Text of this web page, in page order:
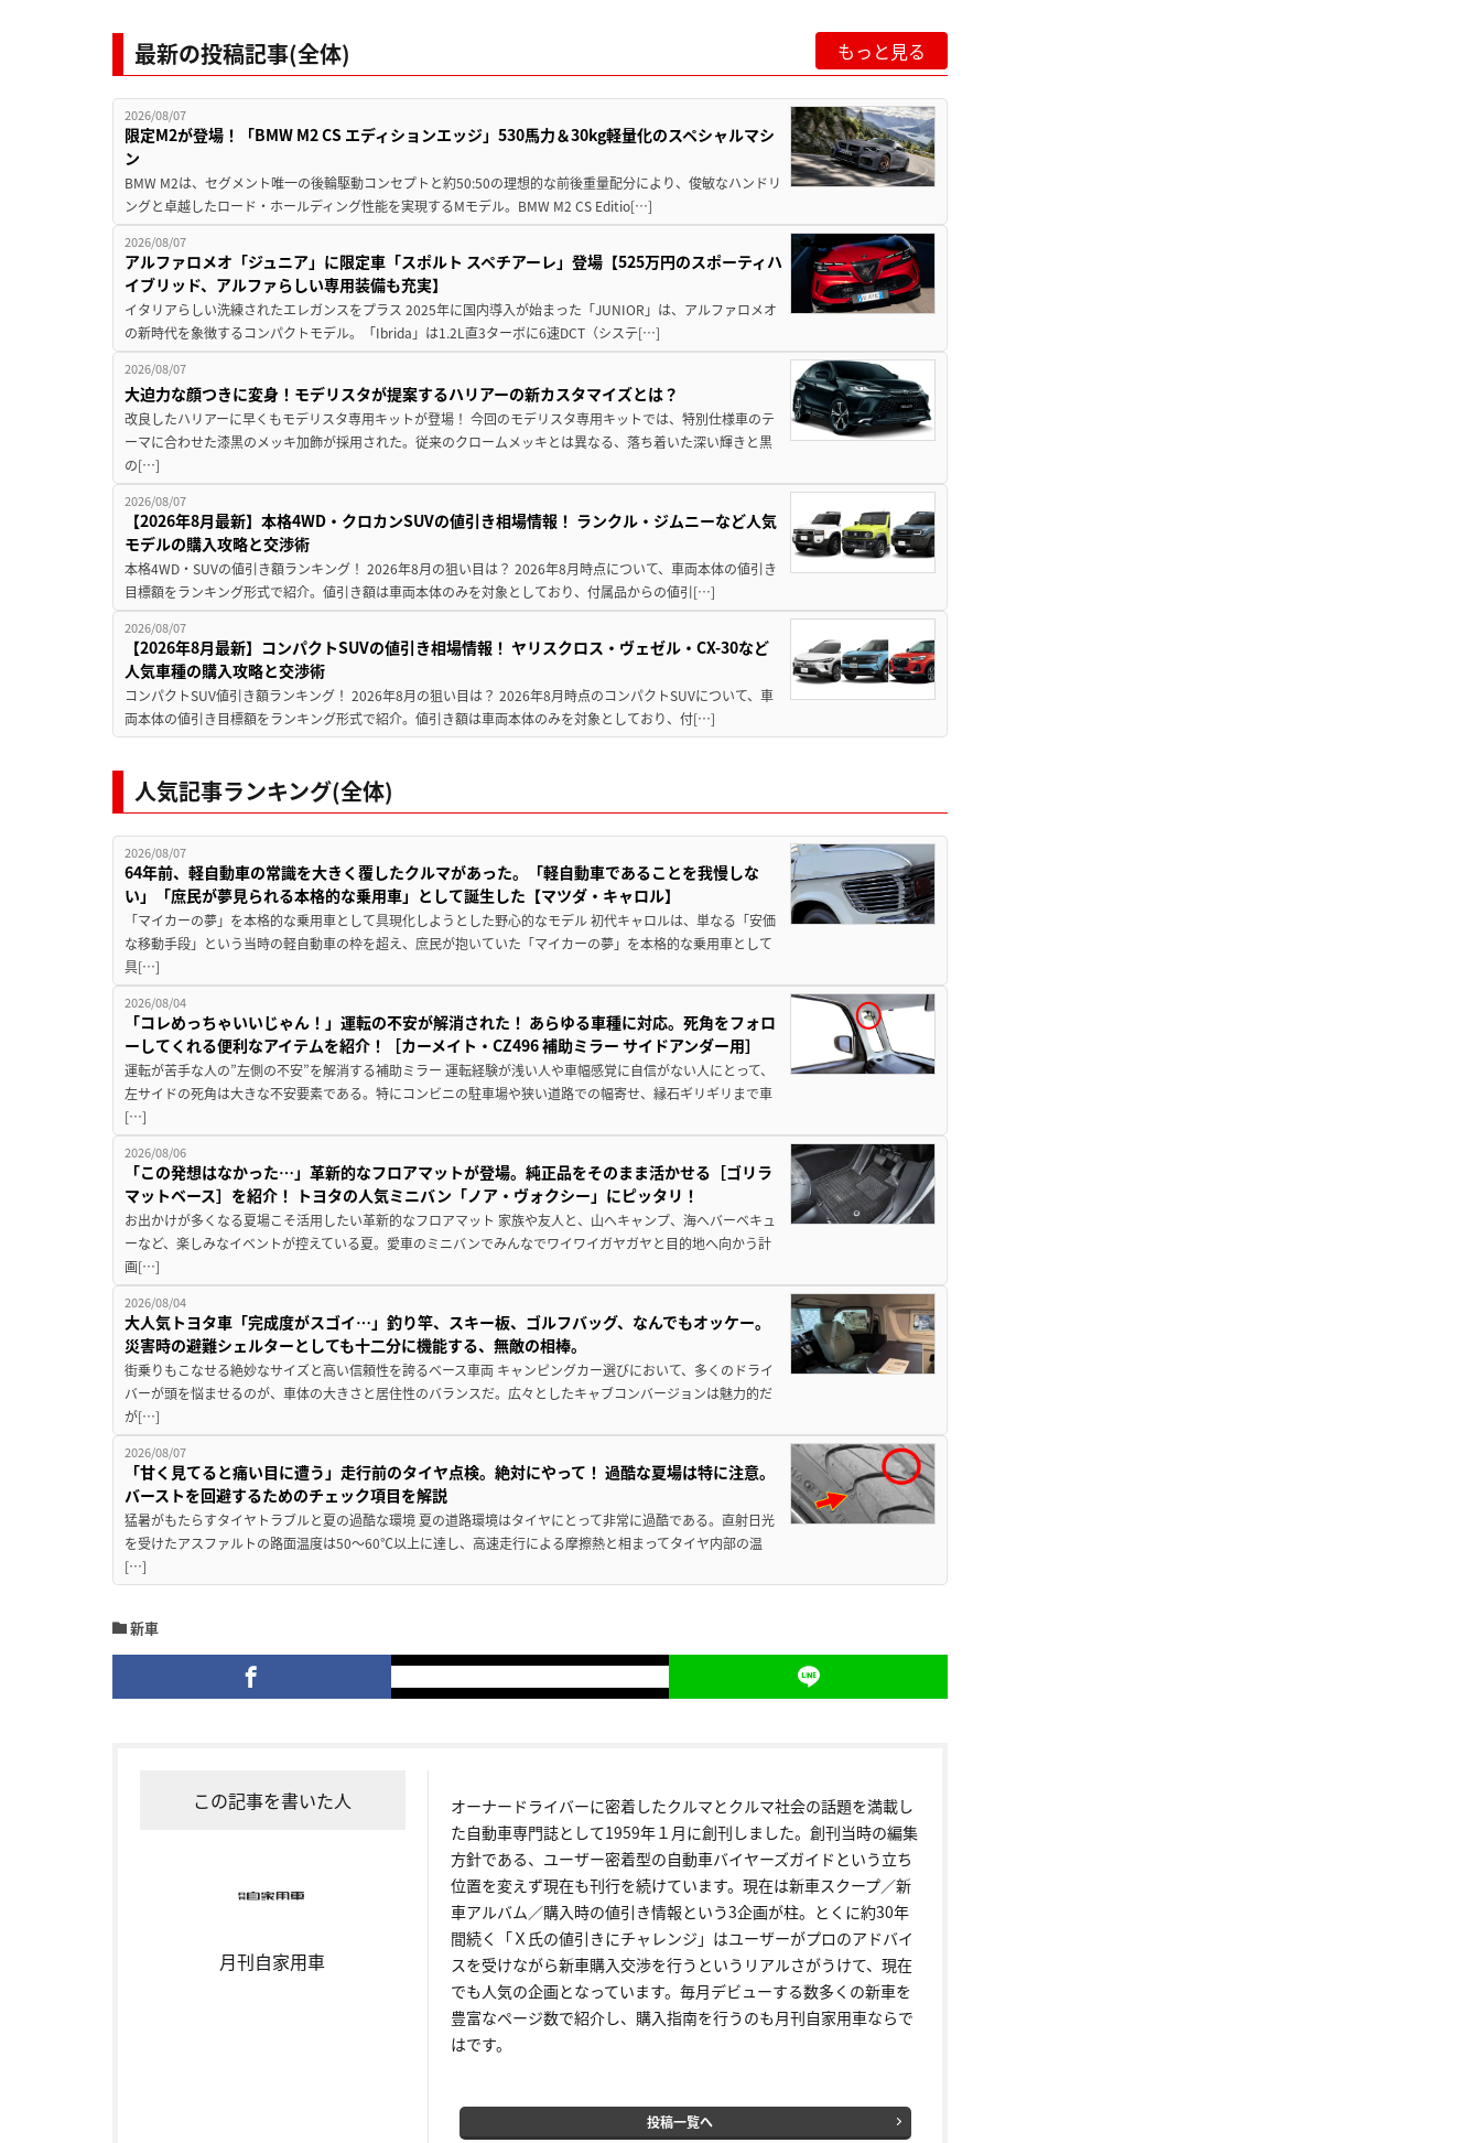
最新の投稿記事(全体) もっと見る
2026/08/07
限定M2が登場！「BMW M2 CS エディションエッジ」530馬力＆30kg軽量化のスペシャルマシ
ン
BMW M2は、セグメント唯一の後輪駆動コンセプトと約50:50の理想的な前後重量配分により、俊敏なハンドリ
ングと卓越したロード・ホールディング性能を実現するMモデル。BMW M2 CS Editio[…]
2026/08/07
アルファロメオ「ジュニア」に限定車「スポルト スペチアーレ」登場【525万円のスポーティハ
イブリッド、アルファらしい専用装備も充実】
イタリアらしい洗練されたエレガンスをプラス 2025年に国内導入が始まった「JUNIOR」は、アルファロメオ
の新時代を象徴するコンパクトモデル。「Ibrida」は1.2L直3ターボに6速DCT（システ[…]
2026/08/07
大迫力な顔つきに変身！モデリスタが提案するハリアーの新カスタマイズとは？
改良したハリアーに早くもモデリスタ専用キットが登場！ 今回のモデリスタ専用キットでは、特別仕様車のテ
ーマに合わせた漆黒のメッキ加飾が採用された。従来のクロームメッキとは異なる、落ち着いた深い輝きと黒
の[…]
2026/08/07
【2026年8月最新】本格4WD・クロカンSUVの値引き相場情報！ ランクル・ジムニーなど人気
モデルの購入攻略と交渉術
本格4WD・SUVの値引き額ランキング！ 2026年8月の狙い目は？ 2026年8月時点について、車両本体の値引き
目標額をランキング形式で紹介。値引き額は車両本体のみを対象としており、付属品からの値引[…]
2026/08/07
【2026年8月最新】コンパクトSUVの値引き相場情報！ ヤリスクロス・ヴェゼル・CX-30など
人気車種の購入攻略と交渉術
コンパクトSUV値引き額ランキング！ 2026年8月の狙い目は？ 2026年8月時点のコンパクトSUVについて、車
両本体の値引き目標額をランキング形式で紹介。値引き額は車両本体のみを対象としており、付[…]
人気記事ランキング(全体)
2026/08/07
64年前、軽自動車の常識を大きく覆したクルマがあった。「軽自動車であることを我慢しな
い」「庶民が夢見られる本格的な乗用車」として誕生した【マツダ・キャロル】
「マイカーの夢」を本格的な乗用車として具現化しようとした野心的なモデル 初代キャロルは、単なる「安価
な移動手段」という当時の軽自動車の枠を超え、庶民が抱いていた「マイカーの夢」を本格的な乗用車として
具[…]
2026/08/04
「コレめっちゃいいじゃん！」運転の不安が解消された！ あらゆる車種に対応。死角をフォロ
ーしてくれる便利なアイテムを紹介！［カーメイト・CZ496 補助ミラー サイドアンダー用］
運転が苦手な人の”左側の不安”を解消する補助ミラー 運転経験が浅い人や車幅感覚に自信がない人にとって、
左サイドの死角は大きな不安要素である。特にコンビニの駐車場や狭い道路での幅寄せ、縁石ギリギリまで車
[…]
2026/08/06
「この発想はなかった…」革新的なフロアマットが登場。純正品をそのまま活かせる［ゴリラ
マットベース］を紹介！ トヨタの人気ミニバン「ノア・ヴォクシー」にピッタリ！
お出かけが多くなる夏場こそ活用したい革新的なフロアマット 家族や友人と、山へキャンプ、海へバーベキュ
ーなど、楽しみなイベントが控えている夏。愛車のミニバンでみんなでワイワイガヤガヤと目的地へ向かう計
画[…]
2026/08/04
大人気トヨタ車「完成度がスゴイ…」釣り竿、スキー板、ゴルフバッグ、なんでもオッケー。
災害時の避難シェルターとしても十二分に機能する、無敵の相棒。
街乗りもこなせる絶妙なサイズと高い信頼性を誇るベース車両 キャンピングカー選びにおいて、多くのドライ
バーが頭を悩ませるのが、車体の大きさと居住性のバランスだ。広々としたキャブコンバージョンは魅力的だ
が[…]
2026/08/07
「甘く見てると痛い目に遭う」走行前のタイヤ点検。絶対にやって！ 過酷な夏場は特に注意。
バーストを回避するためのチェック項目を解説
猛暑がもたらすタイヤトラブルと夏の過酷な環境 夏の道路環境はタイヤにとって非常に過酷である。直射日光
を受けたアスファルトの路面温度は50〜60℃以上に達し、高速走行による摩擦熱と相まってタイヤ内部の温
[…]
新車
この記事を書いた人
月刊自家用車
オーナードライバーに密着したクルマとクルマ社会の話題を満載し
た自動車専門誌として1959年１月に創刊しました。創刊当時の編集
方針である、ユーザー密着型の自動車バイヤーズガイドという立ち
位置を変えず現在も刊行を続けています。現在は新車スクープ／新
車アルバム／購入時の値引き情報という3企画が柱。とくに約30年
間続く「Ｘ氏の値引きにチャレンジ」はユーザーがプロのアドバイ
スを受けながら新車購入交渉を行うというリアルさがうけて、現在
でも人気の企画となっています。毎月デビューする数多くの新車を
豊富なページ数で紹介し、購入指南を行うのも月刊自家用車ならで
はです。
投稿一覧へ